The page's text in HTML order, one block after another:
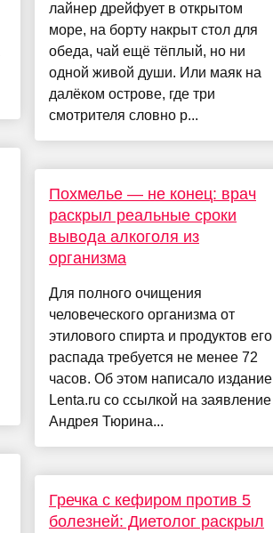
лайнер дрейфует в открытом
море, на борту накрыт стол для
обеда, чай ещё тёплый, но ни
одной живой души. Или маяк на
далёком острове, где три
смотрителя словно р...
Похмелье — не конец: врач
раскрыл реальные сроки
вывода алкоголя из
организма
Для полного очищения
человеческого организма от
этилового спирта и продуктов его
распада требуется не менее 72
часов. Об этом написало издание
Lenta.ru со ссылкой на заявление
Андрея Тюрина...
Гречка с кефиром против 5
болезней: Диетолог раскрыл